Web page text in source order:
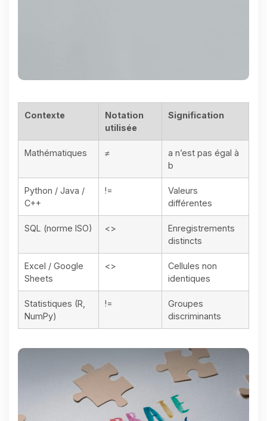
Contexte
Notation
utilisée
Signification
Mathématiques ≠
a n’est pas égal à
b
Python / Java /
C++
!=
Valeurs
différentes
SQL (norme ISO) <>
Enregistrements
distincts
Excel / Google
Sheets
<>
Cellules non
identiques
Statistiques (R,
NumPy)
!=
Groupes
discriminants